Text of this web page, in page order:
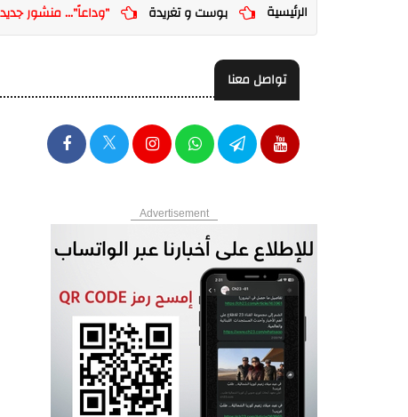
الرئيسية بوست و تغريدة "وداعاً"... منشور
تواصل معنا
Advertisement